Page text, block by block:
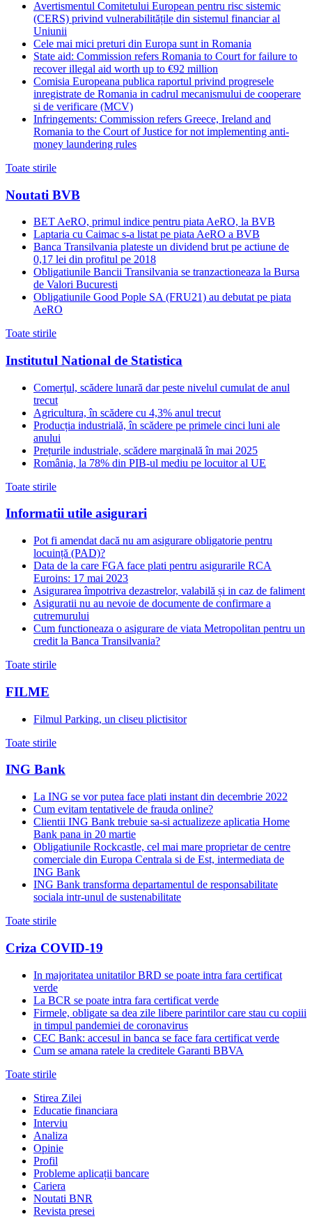
Avertismentul Comitetului European pentru risc sistemic
(CERS) privind vulnerabilitățile din sistemul financiar al
Uniunii
Cele mai mici preturi din Europa sunt in Romania
State aid: Commission refers Romania to Court for failure to
recover illegal aid worth up to €92 million
Comisia Europeana publica raportul privind progresele
inregistrate de Romania in cadrul mecanismului de cooperare
si de verificare (MCV)
Infringements: Commission refers Greece, Ireland and
Romania to the Court of Justice for not implementing anti-
money laundering rules
Toate stirile
Noutati BVB
BET AeRO, primul indice pentru piata AeRO, la BVB
Laptaria cu Caimac s-a listat pe piata AeRO a BVB
Banca Transilvania plateste un dividend brut pe actiune de
0,17 lei din profitul pe 2018
Obligatiunile Bancii Transilvania se tranzactioneaza la Bursa
de Valori Bucuresti
Obligatiunile Good Pople SA (FRU21) au debutat pe piata
AeRO
Toate stirile
Institutul National de Statistica
Comerțul, scădere lunară dar peste nivelul cumulat de anul
trecut
Agricultura, în scădere cu 4,3% anul trecut
Producția industrială, în scădere pe primele cinci luni ale
anului
Prețurile industriale, scădere marginală în mai 2025
România, la 78% din PIB-ul mediu pe locuitor al UE
Toate stirile
Informatii utile asigurari
Pot fi amendat dacă nu am asigurare obligatorie pentru
locuință (PAD)?
Data de la care FGA face plati pentru asigurarile RCA
Euroins: 17 mai 2023
Asigurarea împotriva dezastrelor, valabilă și in caz de faliment
Asiguratii nu au nevoie de documente de confirmare a
cutremurului
Cum functioneaza o asigurare de viata Metropolitan pentru un
credit la Banca Transilvania?
Toate stirile
FILME
Filmul Parking, un cliseu plictisitor
Toate stirile
ING Bank
La ING se vor putea face plati instant din decembrie 2022
Cum evitam tentativele de frauda online?
Clientii ING Bank trebuie sa-si actualizeze aplicatia Home
Bank pana in 20 martie
Obligatiunile Rockcastle, cel mai mare proprietar de centre
comerciale din Europa Centrala si de Est, intermediata de
ING Bank
ING Bank transforma departamentul de responsabilitate
sociala intr-unul de sustenabilitate
Toate stirile
Criza COVID-19
In majoritatea unitatilor BRD se poate intra fara certificat
verde
La BCR se poate intra fara certificat verde
Firmele, obligate sa dea zile libere parintilor care stau cu copiii
in timpul pandemiei de coronavirus
CEC Bank: accesul in banca se face fara certificat verde
Cum se amana ratele la creditele Garanti BBVA
Toate stirile
Stirea Zilei
Educatie financiara
Interviu
Analiza
Opinie
Profil
Probleme aplicații bancare
Cariera
Noutati BNR
Revista presei